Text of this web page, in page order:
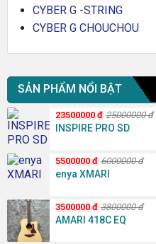
CYBER G -STRING
CYBER G CHOUCHOU
SẢN PHẨM NỔI BẬT
23500000 đ 25000000 đ
INSPIRE PRO SD
5500000 đ 6000000 đ
enya XMARI
3500000 đ 3800000 đ
AMARI 418C EQ